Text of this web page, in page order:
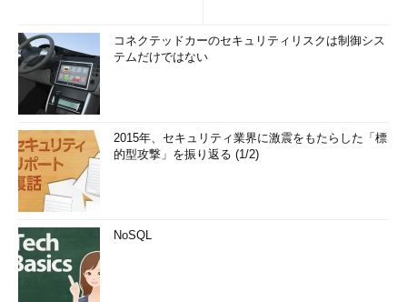
コネクテッドカーのセキュリティリスクは制御シス
テムだけではない
2015年、セキュリティ業界に激震をもたらした「標
的型攻撃」を振り返る (1/2)
NoSQL